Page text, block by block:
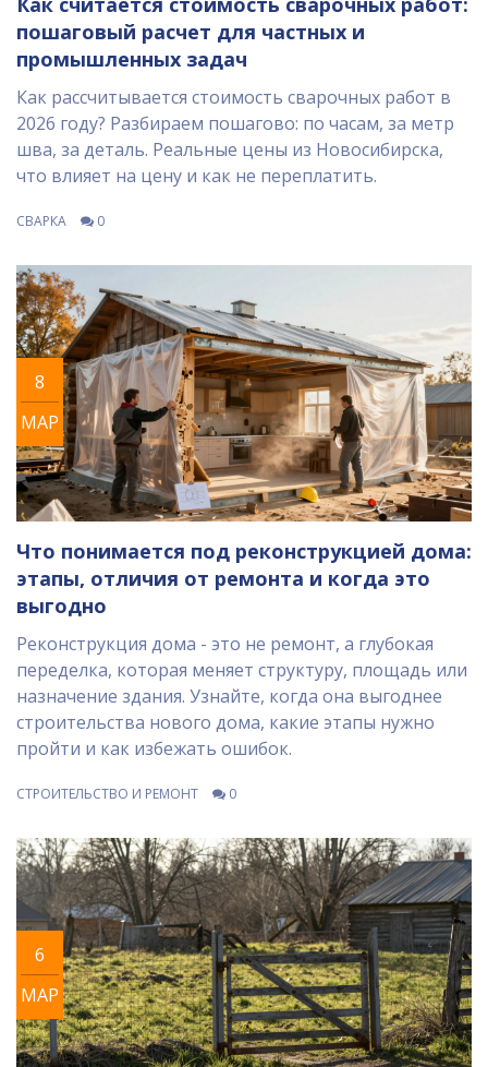
пошаговый расчет для частных и
промышленных задач
Как рассчитывается стоимость сварочных работ в
2026 году? Разбираем пошагово: по часам, за метр
шва, за деталь. Реальные цены из Новосибирска,
что влияет на цену и как не переплатить.
СВАРКА 0
8
МАР
Что понимается под реконструкцией дома:
этапы, отличия от ремонта и когда это
выгодно
Реконструкция дома - это не ремонт, а глубокая
переделка, которая меняет структуру, площадь или
назначение здания. Узнайте, когда она выгоднее
строительства нового дома, какие этапы нужно
пройти и как избежать ошибок.
СТРОИТЕЛЬСТВО И РЕМОНТ 0
6
МАР